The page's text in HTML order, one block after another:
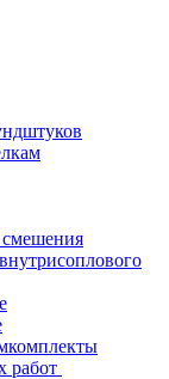
смешения
работ